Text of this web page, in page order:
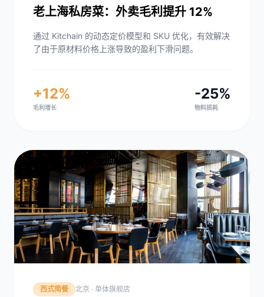
老上海私房菜：外卖毛利提升 12%
通过 Kitchain 的动态定价模型和 SKU 优化，有效解决
了由于原材料价格上涨导致的盈利下滑问题。
+12%
毛利增长
-25%
物料损耗
西式简餐 北京 · 单体旗舰店